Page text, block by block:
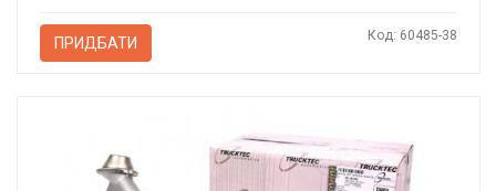
ПРИДБАТИ Код: 60485-38